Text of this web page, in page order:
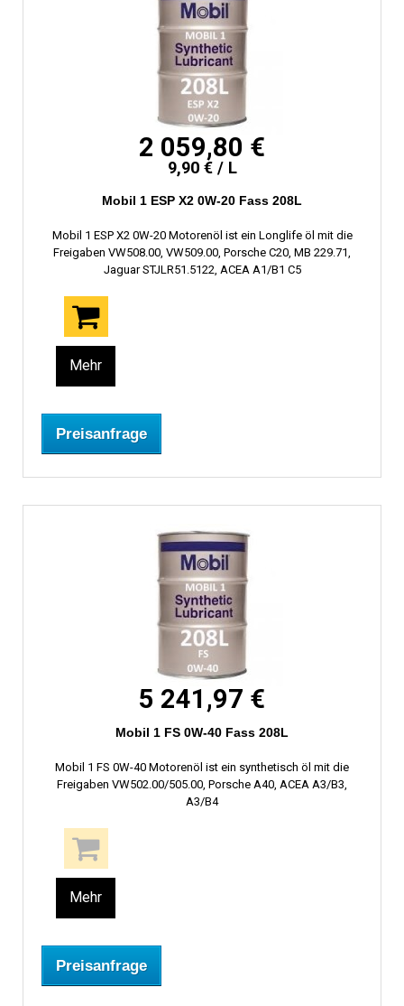
2 059,80 €
9,90 € / L
Mobil 1 ESP X2 0W-20 Fass 208L
Mobil 1 ESP X2 0W-20 Motorenöl ist ein Longlife öl mit die
Freigaben VW508.00, VW509.00, Porsche C20, MB 229.71,
Jaguar STJLR51.5122, ACEA A1/B1 C5
Mehr
Preisanfrage
5 241,97 €
Mobil 1 FS 0W-40 Fass 208L
Mobil 1 FS 0W-40 Motorenöl ist ein synthetisch öl mit die
Freigaben VW502.00/505.00, Porsche A40, ACEA A3/B3,
A3/B4
Mehr
Preisanfrage